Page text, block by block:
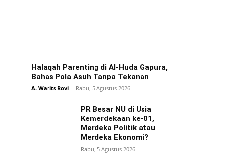
Halaqah Parenting di Al-Huda Gapura,
Bahas Pola Asuh Tanpa Tekanan
A. Warits Rovi - Rabu, 5 Agustus 2026
PR Besar NU di Usia
Kemerdekaan ke-81,
Merdeka Politik atau
Merdeka Ekonomi?
Rabu, 5 Agustus 2026